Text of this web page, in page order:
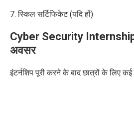
7. स्किल सर्टिफिकेट(यदि हों)
Cyber Security Internship
अवसर
इंटर्नशिप पूरी करने के बाद छात्रों के लिए